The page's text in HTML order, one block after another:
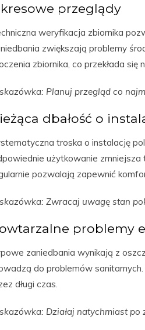
przeglądy
weryfikacja zbiornika
zwiększają problemy
zbiornika, co przekłada się
Planuj przegląd co
dbałość o
troska o instalację
użytkowanie zmniejsza
pozwalają zapewnić
Zwracaj uwagę stan
problemy
zaniedbania wynikają z
do problemów
długi czas.
Działaj natychmiast